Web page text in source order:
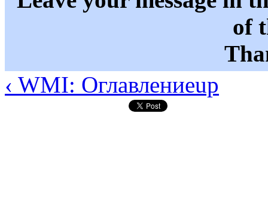
of
‹ WMI: Оглавлениеup